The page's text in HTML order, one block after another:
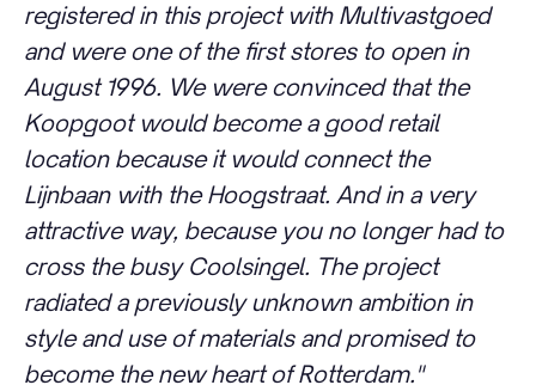
registered in this project with Multivastgoed
and were one of the first stores to open in
August 1996. We were convinced that the
Koopgoot would become a good retail
location because it would connect the
Lijnbaan with the Hoogstraat. And in a very
attractive way, because you no longer had to
cross the busy Coolsingel. The project
radiated a previously unknown ambition in
style and use of materials and promised to
become the new heart of Rotterdam."